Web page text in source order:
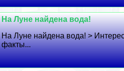
На Луне найдена вода!
На Луне найдена вода! >
факты...